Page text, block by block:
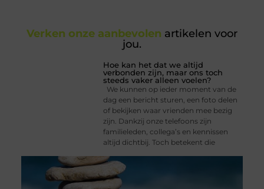
Verken onze aanbevolen artikelen voor
jou.
Hoe kan het dat we altijd
verbonden zijn, maar ons toch
steeds vaker alleen voelen?
We kunnen op ieder moment van de
dag een bericht sturen, een foto delen
of bekijken waar vrienden mee bezig
zijn. Dankzij onze telefoons zijn
familieleden, collega’s en kennissen
altijd dichtbij. Toch betekent die